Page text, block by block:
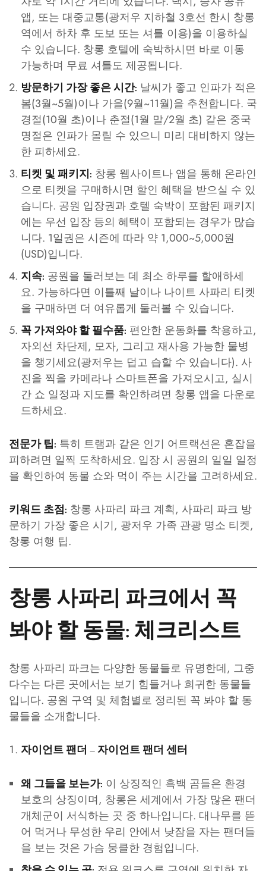
앱, 또는 대중교통(광저우 지하철 3호선 한시 창롱
역에서 하차 후 도보 또는 셔틀 이용)을 이용하실
수 있습니다. 창롱 호텔에 숙박하시면 바로 이동
가능하며 무료 셔틀도 제공됩니다.
방문하기 가장 좋은 시간: 날씨가 좋고 인파가 적은
봄(3월~5월)이나 가을(9월~11월)을 추천합니다. 국
경절(10월 초)이나 춘절(1월 말/2월 초) 같은 중국
명절은 인파가 몰릴 수 있으니 미리 대비하지 않는
한 피하세요.
티켓 및 패키지: 창롱 웹사이트나 앱을 통해 온라인
으로 티켓을 구매하시면 할인 혜택을 받으실 수 있
습니다. 공원 입장권과 호텔 숙박이 포함된 패키지
에는 우선 입장 등의 혜택이 포함되는 경우가 많습
니다. 1일권은 시즌에 따라 약 1,000~5,000원
(USD)입니다.
지속: 공원을 둘러보는 데 최소 하루를 할애하세
요. 가능하다면 이틀째 날이나 나이트 사파리 티켓
을 구매하면 더 여유롭게 둘러볼 수 있습니다.
꼭 가져와야 할 필수품: 편안한 운동화를 착용하고,
자외선 차단제, 모자, 그리고 재사용 가능한 물병
을 챙기세요(광저우는 덥고 습할 수 있습니다). 사
진을 찍을 카메라나 스마트폰을 가져오시고, 실시
간 쇼 일정과 지도를 확인하려면 창롱 앱을 다운로
드하세요.
전문가 팁: 특히 트램과 같은 인기 어트랙션은 혼잡을
피하려면 일찍 도착하세요. 입장 시 공원의 일일 일정
을 확인하여 동물 쇼와 먹이 주는 시간을 고려하세요.
키워드 초점: 창롱 사파리 파크 계획, 사파리 파크 방
문하기 가장 좋은 시기, 광저우 가족 관광 명소 티켓,
창롱 여행 팁.
창롱 사파리 파크에서 꼭
봐야 할 동물: 체크리스트
창롱 사파리 파크는 다양한 동물들로 유명한데, 그중
다수는 다른 곳에서는 보기 힘들거나 희귀한 동물들
입니다. 공원 구역 및 체험별로 정리된 꼭 봐야 할 동
물들을 소개합니다.
자이언트 팬더 – 자이언트 팬더 센터
왜 그들을 보는가: 이 상징적인 흑백 곰들은 환경
보호의 상징이며, 창롱은 세계에서 가장 많은 팬더
개체군이 서식하는 곳 중 하나입니다. 대나무를 뜯
어 먹거나 무성한 우리 안에서 낮잠을 자는 팬더들
을 보는 것은 가슴 뭉클한 경험입니다.